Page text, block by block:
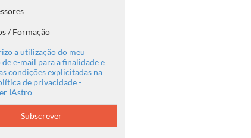
/ Formação
a utilização do meu
e-mail para a finalidade e
condições explicitadas na
de privacidade -
IAstro